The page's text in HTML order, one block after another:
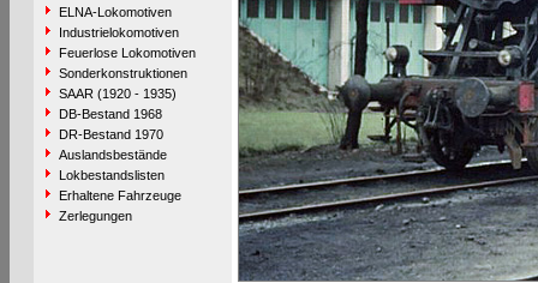
ELNA-Lokomotiven
Industrielokomotiven
Feuerlose Lokomotiven
Sonderkonstruktionen
SAAR (1920 - 1935)
DB-Bestand 1968
DR-Bestand 1970
Auslandsbestände
Lokbestandslisten
Erhaltene Fahrzeuge
Zerlegungen